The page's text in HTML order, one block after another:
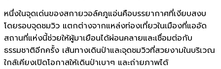
หนึ่งในจุดเด่นของสกายวอล์คภูแอ่นคือบรรยากาศที่เงียบสงบ
โดยรอบจุดชมวิว แตกต่างจากแหล่งท่องเที่ยวในเมืองที่แออัด
สถานที่แห่งนี้ช่วยให้ผู้มาเยือนได้ผ่อนคลายและเชื่อมต่อกับ
ธรรมชาติอีกครั้ง เส้นทางเดินป่าและจุดชมวิวที่สวยงามในบริเวณ
ใกล้เคียงเปิดโอกาสให้เดินป่าเบาๆ และถ่ายภาพได้